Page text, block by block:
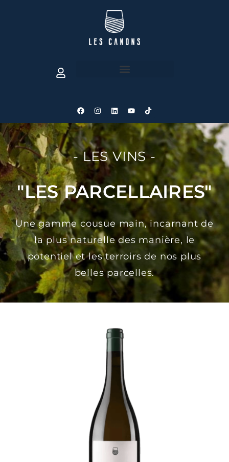
- LES VINS -
"LES PARCELLAIRES"
Une gamme cousue main, incarnant de
la plus naturelle des manière, le
potentiel et les terroirs de nos plus
belles parcelles.